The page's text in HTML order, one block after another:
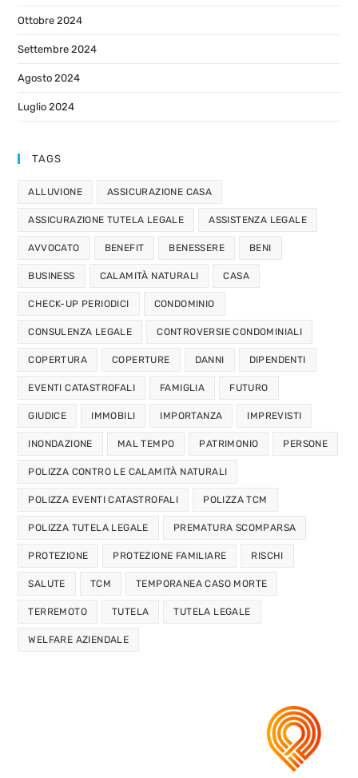
Ottobre 2024
Settembre 2024
Agosto 2024
Luglio 2024
TAGS
ALLUVIONE ASSICURAZIONE CASA
ASSICURAZIONE TUTELA LEGALE ASSISTENZA LEGALE
AVVOCATO BENEFIT BENESSERE BENI
BUSINESS CALAMITÀ NATURALI CASA
CHECK-UP PERIODICI CONDOMINIO
CONSULENZA LEGALE CONTROVERSIE CONDOMINIALI
COPERTURA COPERTURE DANNI DIPENDENTI
EVENTI CATASTROFALI FAMIGLIA FUTURO
GIUDICE IMMOBILI IMPORTANZA IMPREVISTI
INONDAZIONE MAL TEMPO PATRIMONIO PERSONE
POLIZZA CONTRO LE CALAMITÀ NATURALI
POLIZZA EVENTI CATASTROFALI POLIZZA TCM
POLIZZA TUTELA LEGALE PREMATURA SCOMPARSA
PROTEZIONE PROTEZIONE FAMILIARE RISCHI
SALUTE TCM TEMPORANEA CASO MORTE
TERREMOTO TUTELA TUTELA LEGALE
WELFARE AZIENDALE